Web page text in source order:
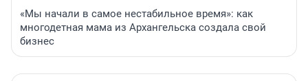
«Мы начали в самое нестабильное время»: как
многодетная мама из Архангельска создала свой
бизнес